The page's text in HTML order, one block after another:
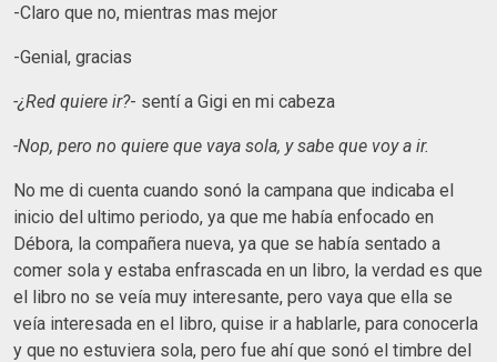
-Claro que no, mientras mas mejor
-Genial, gracias
-¿Red quiere ir?- sentí a Gigi en mi cabeza
-Nop, pero no quiere que vaya sola, y sabe que voy a ir.
No me di cuenta cuando sonó la campana que indicaba el
inicio del ultimo periodo, ya que me había enfocado en
Débora, la compañera nueva, ya que se había sentado a
comer sola y estaba enfrascada en un libro, la verdad es que
el libro no se veía muy interesante, pero vaya que ella se
veía interesada en el libro, quise ir a hablarle, para conocerla
y que no estuviera sola, pero fue ahí que sonó el timbre del